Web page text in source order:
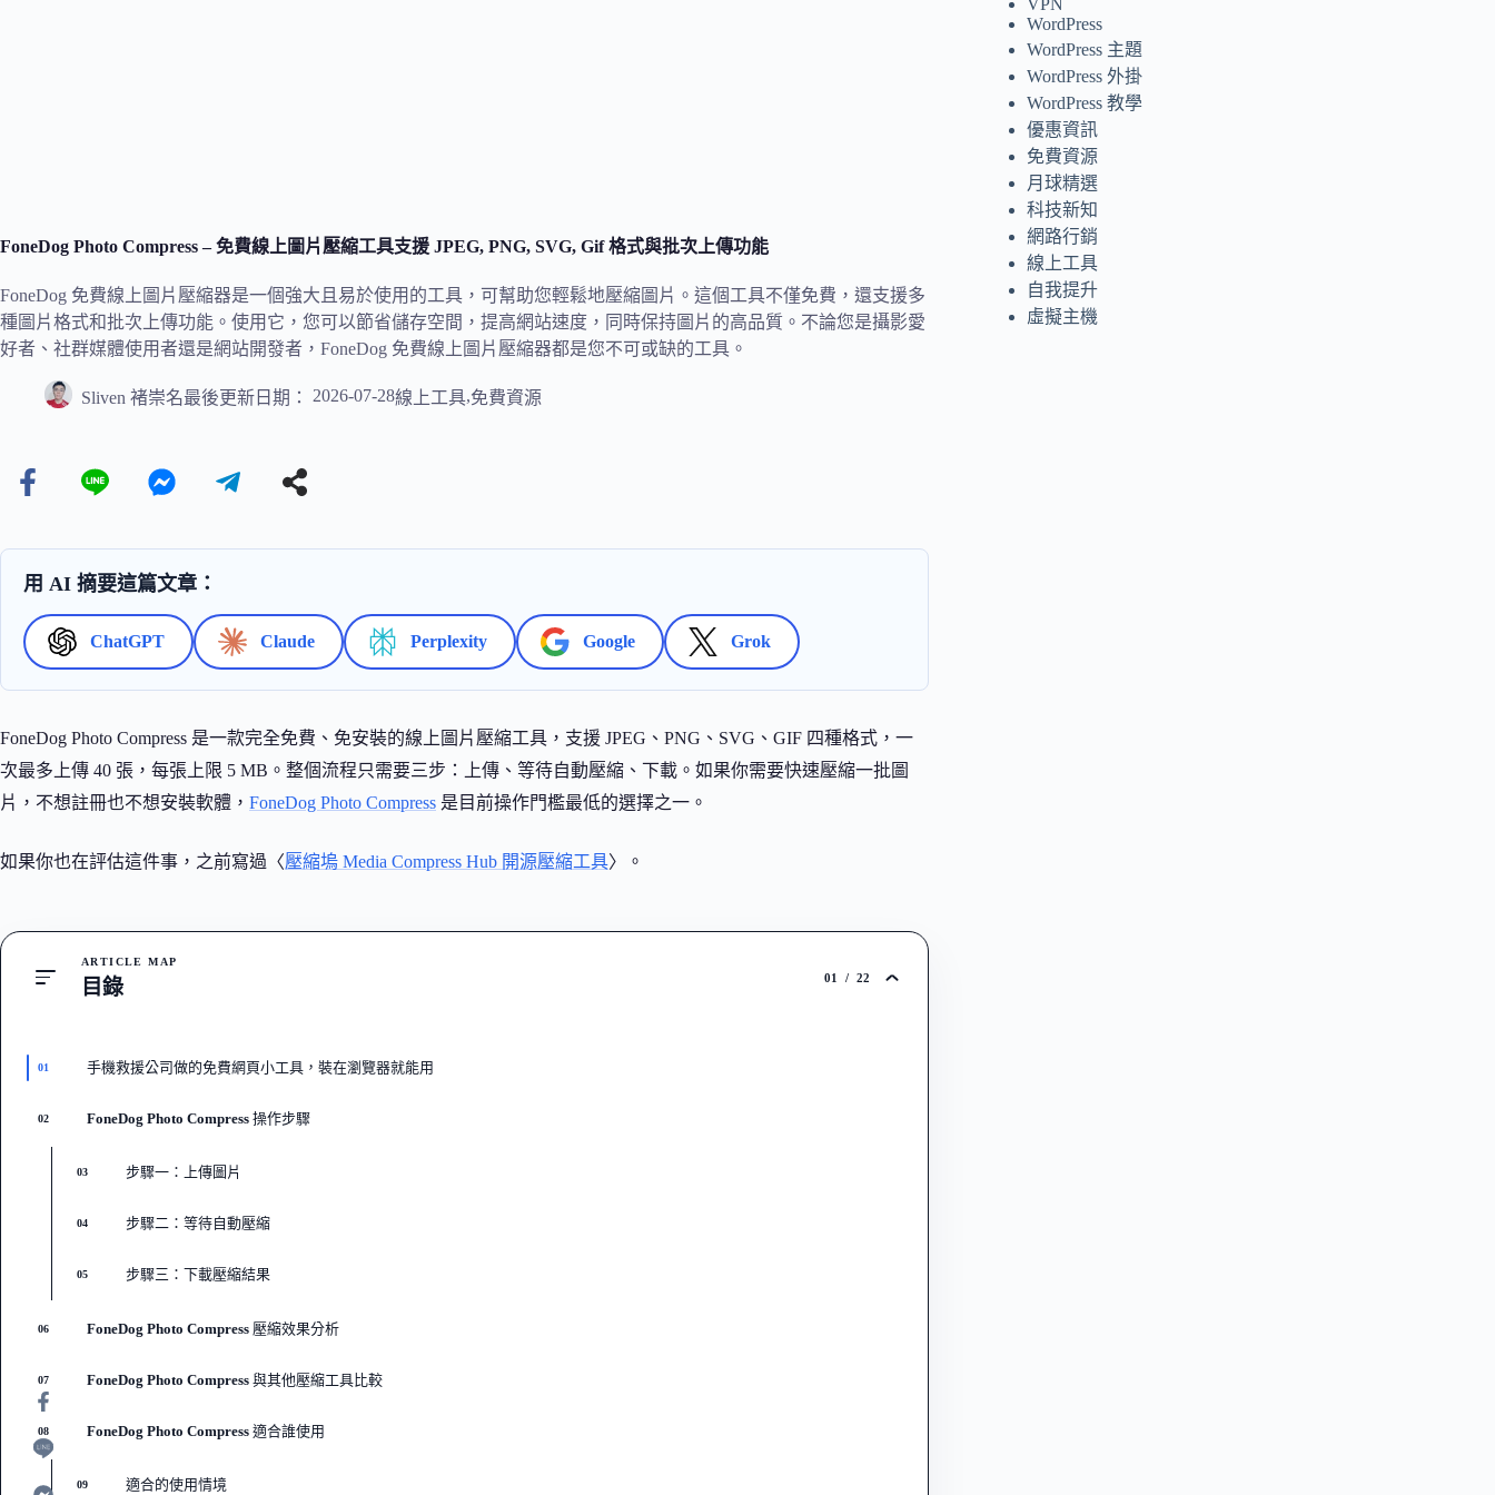
FoneDog Photo Compress – 免費線上圖片壓縮工具支援 JPEG, PNG, SVG, Gif 格式與批次上傳功能
FoneDog 免費線上圖片壓縮器是一個強大且易於使用的工具，可幫助您輕鬆地壓縮圖片。這個工具不僅免費，還支援多
種圖片格式和批次上傳功能。使用它，您可以節省儲存空間，提高網站速度，同時保持圖片的高品質。不論您是攝影愛
好者、社群媒體使用者還是網站開發者，FoneDog 免費線上圖片壓縮器都是您不可或缺的工具。
Sliven 褚崇名最後更新日期： 2026-07-28線上工具,免費資源
用 AI 摘要這篇文章：
ChatGPT Claude Perplexity Google Grok
FoneDog Photo Compress 是一款完全免費、免安裝的線上圖片壓縮工具，支援 JPEG、PNG、SVG、GIF 四種格式，一
次最多上傳 40 張，每張上限 5 MB。整個流程只需要三步：上傳、等待自動壓縮、下載。如果你需要快速壓縮一批圖
片，不想註冊也不想安裝軟體， FoneDog Photo Compress 是目前操作門檻最低的選擇之一。
如果你也在評估這件事，之前寫過〈壓縮塢 Media Compress Hub 開源壓縮工具〉。
ARTICLE MAP
目錄 01 / 22
01 手機救援公司做的免費網頁小工具，裝在瀏覽器就能用
02 FoneDog Photo Compress 操作步驟
03 步驟一：上傳圖片
04 步驟二：等待自動壓縮
05 步驟三：下載壓縮結果
06 FoneDog Photo Compress 壓縮效果分析
07 FoneDog Photo Compress 與其他壓縮工具比較
08 FoneDog Photo Compress 適合誰使用
09 適合的使用情境
WordPress
WordPress 主題
WordPress 外掛
WordPress 教學
優惠資訊
免費資源
月球精選
科技新知
網路行銷
線上工具
自我提升
虛擬主機